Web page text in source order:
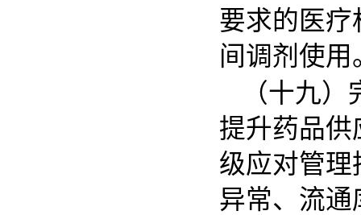
要求的医
间调剂使用
（十九
提升药品
级应对管
异常、流